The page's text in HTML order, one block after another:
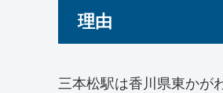
理由
三本松駅は香川県東かが